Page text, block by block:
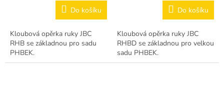
Do košíku
Kloubová opěrka ruky JBC
RHB se základnou pro sadu
PHBEK.
Do košíku
Kloubová opěrka ruky JBC
RHBD se základnou pro velkou
sadu PHBEK.